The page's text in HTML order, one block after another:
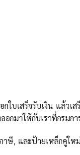
บเสร็จรับเงิน แล้วเ
กมาให้กับเราที่กรมก
ษี, และป้ายเหล็กคู่ให